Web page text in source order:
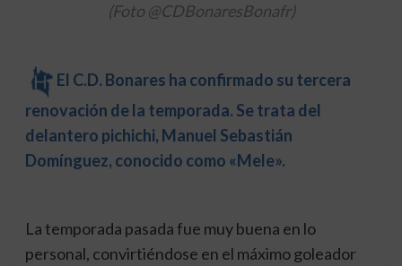
(Foto @CDBonaresBonafr)
El C.D. Bonares ha confirmado su tercera
renovación de la temporada. Se trata del
delantero pichichi, Manuel Sebastián
Domínguez, conocido como «Mele».
La temporada pasada fue muy buena en lo
personal, convirtiéndose en el máximo goleador